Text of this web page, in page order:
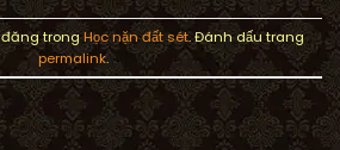
đăng trongHọc nặn đất sét. Đánh dấu trang
permalink.